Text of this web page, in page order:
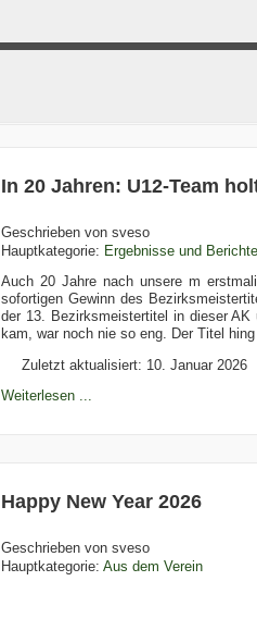
In 20 Jahren: U12-Team
Geschrieben von sveso
Hauptkategorie: Ergebnisse und Berichte
Auch 20 Jahre nach unsere m
sofortigen Gewinn des
der 13. Bezirksmeistertitel in dieser
kam, war noch nie so eng. Der Titel
Zuletzt aktualisiert: 10. Januar 2026
Weiterlesen ...
Happy New Year 2026
Geschrieben von sveso
Hauptkategorie: Aus dem Verein